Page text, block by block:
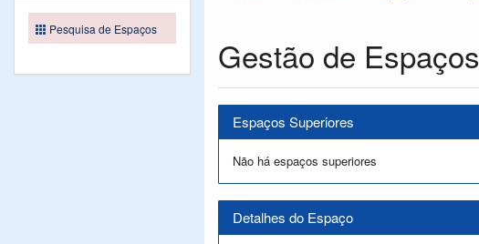
Gestão de Espaços
Espaços Superiores
Não há espaços superiores
Detalhes do Espaço
Pesquisa de Espaços